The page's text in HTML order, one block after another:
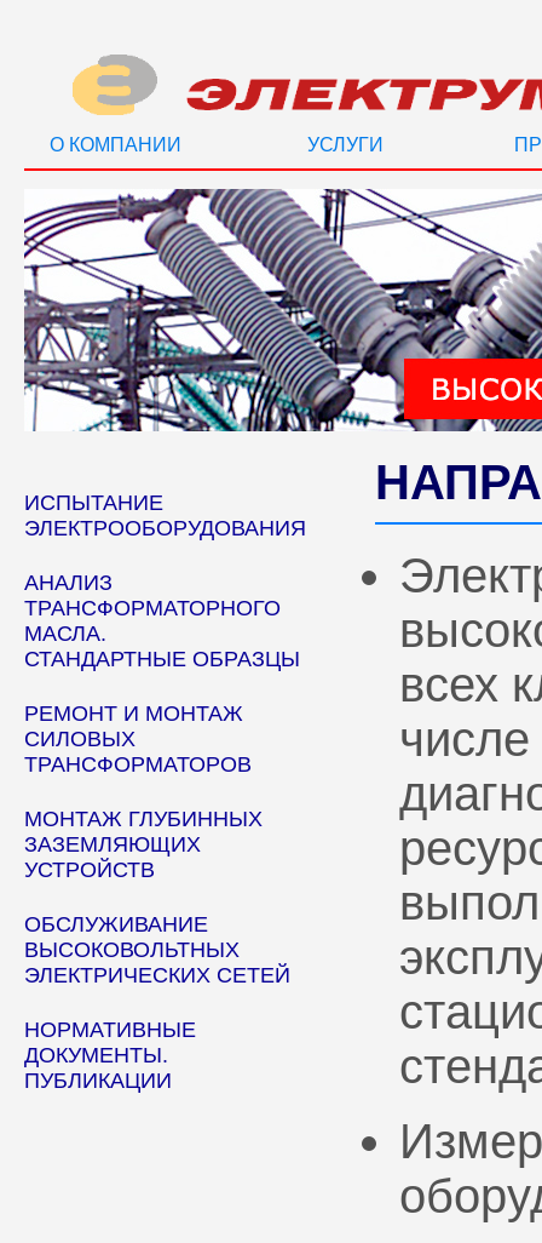
О КОМПАНИИ УСЛУГИ
ИСПЫТАНИЕ
ЭЛЕКТРООБОРУДОВАНИЯ
АНАЛИЗ
ТРАНСФОРМАТОРНОГО
МАСЛА.
СТАНДАРТНЫЕ ОБРАЗЦЫ
РЕМОНТ И МОНТАЖ
СИЛОВЫХ
ТРАНСФОРМАТОРОВ
МОНТАЖ ГЛУБИННЫХ
ЗАЗЕМЛЯЮЩИХ
УСТРОЙСТВ
ОБСЛУЖИВАНИЕ
ВЫСОКОВОЛЬТНЫХ
ЭЛЕКТРИЧЕСКИХ СЕТЕЙ
НОРМАТИВНЫЕ
ДОКУМЕНТЫ.
ПУБЛИКАЦИИ
всех